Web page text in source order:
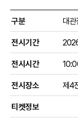
구분
대
전시기간
전시시간
전시장소
제4
티켓정보